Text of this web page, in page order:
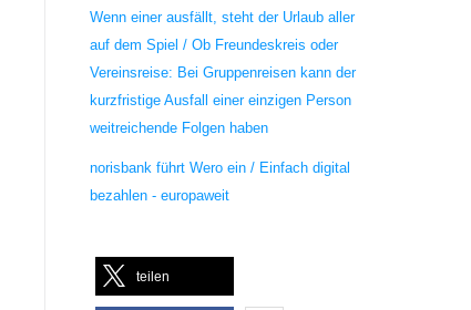
Wenn einer ausfällt, steht der Urlaub aller
auf dem Spiel / Ob Freundeskreis oder
Vereinsreise: Bei Gruppenreisen kann der
kurzfristige Ausfall einer einzigen Person
weitreichende Folgen haben
norisbank führt Wero ein / Einfach digital
bezahlen - europaweit
teilen